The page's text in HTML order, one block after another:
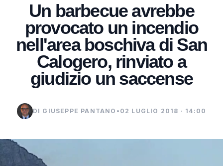
Un barbecue avrebbe
provocato un incendio
nell'area boschiva di San
Calogero, rinviato a
giudizio un saccense
DI GIUSEPPE PANTANO • 02 LUGLIO 2018 · 14:00